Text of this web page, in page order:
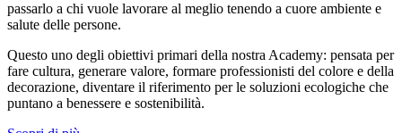
passarlo a chi vuole lavorare al meglio tenendo a cuore ambiente e
salute delle persone.
Questo uno degli obiettivi primari della nostra Academy: pensata per
fare cultura, generare valore, formare professionisti del colore e della
decorazione, diventare il riferimento per le soluzioni ecologiche che
puntano a benessere e sostenibilità.